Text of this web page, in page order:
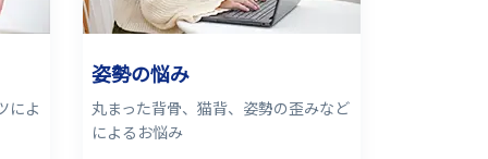
によ
姿勢の悩み
丸まった背骨、猫背、姿勢の歪みなど
によるお悩み